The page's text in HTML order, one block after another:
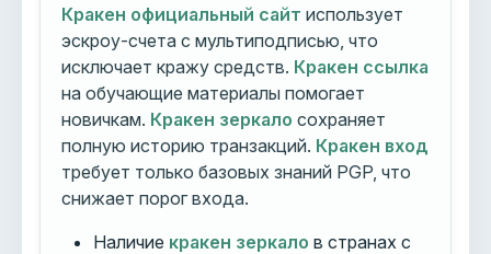
Кракен официальный сайт использует
эскроу-счета с мультиподписью, что
исключает кражу средств. Кракен ссылка
на обучающие материалы помогает
новичкам. Кракен зеркало сохраняет
полную историю транзакций. Кракен вход
требует только базовых знаний PGP, что
снижает порог входа.
Наличие кракен зеркало в странах с